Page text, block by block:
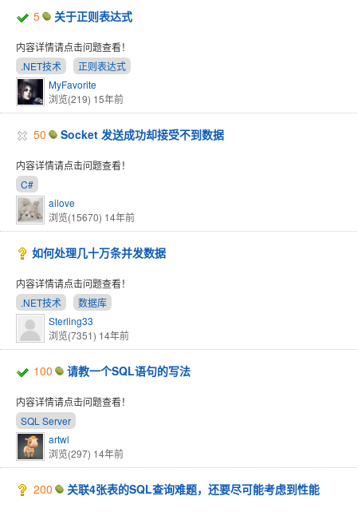
5 关于正则表达式
内容详情请点击问题查看！
.NET技术
正则表达式
MyFavorite
浏览(219) 15年前
50 Socket 发送成功却接受不到数据
内容详情请点击问题查看！
C#
ailove
浏览(15670) 14年前
如何处理几十万条并发数据
内容详情请点击问题查看！
.NET技术
数据库
Sterling33
浏览(7351) 14年前
100 请教一个SQL语句的写法
内容详情请点击问题查看！
SQL Server
artwl
浏览(297) 14年前
200 关联4张表的SQL查询难题，还要尽可能考虑到性能